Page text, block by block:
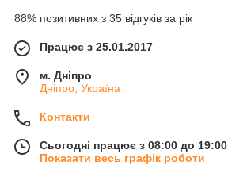
88% позитивних з 35 відгуків за рік
Працює з 25.01.2017
м. Дніпро
Дніпро, Україна
Контакти
Сьогодні працює з 08:00 до 19:00
Показати весь графік роботи